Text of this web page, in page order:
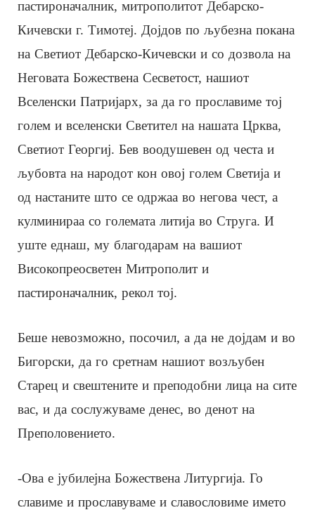
пастироначалник, митрополитот Дебарско-
Кичевски г. Тимотеј. Дојдов по љубезна покана
на Светиот Дебарско-Кичевски и со дозвола на
Неговата Божествена Сесветост, нашиот
Вселенски Патријарх, за да го прославиме тој
голем и вселенски Светител на нашата Црква,
Светиот Георгиј. Бев воодушевен од честа и
љубовта на народот кон овој голем Светија и
од настаните што се одржаа во негова чест, а
кулминираа со големата литија во Струга. И
уште еднаш, му благодарам на вашиот
Високопреосветен Митрополит и
пастироначалник, рекол тој.
Беше невозможно, посочил, а да не дојдам и во
Бигорски, да го сретнам нашиот возљубен
Старец и свештените и преподобни лица на сите
вас, и да сослужуваме денес, во денот на
Преполовението.
-Ова е јубилејна Божествена Литургија. Го
славиме и прославуваме и славословиме името